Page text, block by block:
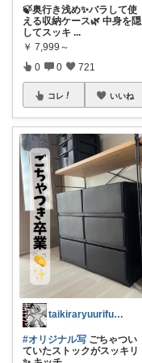
🍃奥行き浅め✨バラして使
える収納ケース🌿 中身を隠
してスッキ ...
￥ 7,999～
0 0 721
コレ いいね
taikiraryuurifu♡7mom
#オリジナル写 ごちゃつい
ていたストックがスッキリ